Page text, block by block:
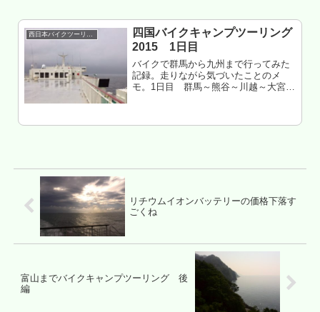
四国バイクキャンプツーリング
2015 1日目
バイクで群馬から九州まで行ってみた
記録。走りながら気づいたことのメ
モ。1日目 群馬～熊谷～川越～大宮～
リチウムイオンバッテリーの価格下落す
ごくね
富山までバイクキャンプツーリング 後
編